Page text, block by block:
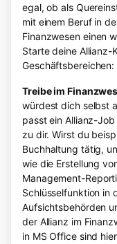
egal, ob als
mit einem Beruf in
Finanzwesen einen
Starte deine Allianz-
Geschäftsbereichen:
Treibe im
würdest dich selbst
passt ein Allianz-
zu dir. Wirst du
Buchhaltung tätig,
wie die Erstellung
Management-
Schlüsselfunktion in
Aufsichtsbehörden
der Allianz im
in MS Office sind